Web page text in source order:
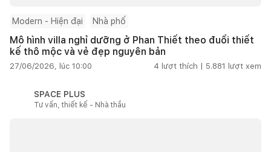
Modern - Hiện đại Nhà phố
Mô hình villa nghỉ dưỡng ở Phan Thiết theo đuổi thiết
kế thô mộc và vẻ đẹp nguyên bản
27/06/2026, lúc 10:00 4 lượt thích | 5.881 lượt xem
SPACE PLUS
Tư vấn, thiết kế - Nhà thầu